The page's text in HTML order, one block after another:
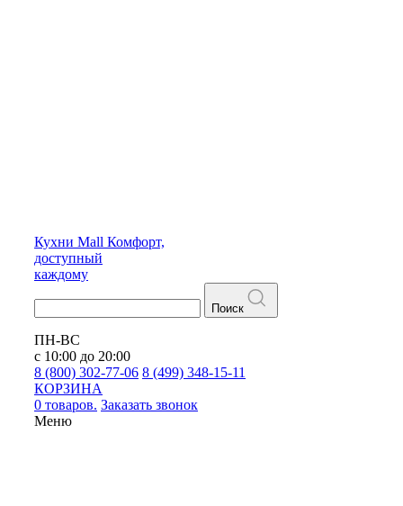
Кухни Mall Комфорт,
доступный
каждому
Поиск
ПН-ВС
с 10:00 до 20:00
8 (800) 302-77-06 8 (499) 348-15-11
КОРЗИНА
0 товаров. Заказать звонок
Меню